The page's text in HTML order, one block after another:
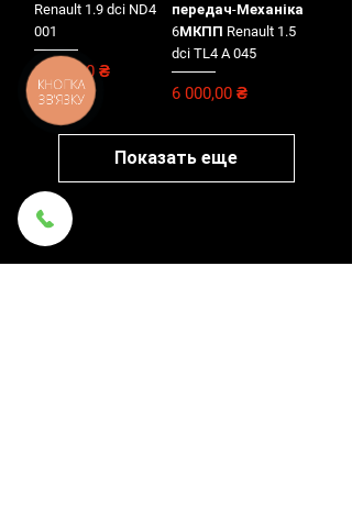
Renault 1.9 dci ND4
001
Цена
6 000,00 ₴
передач-Механіка
6МКПП Renault 1.5
dci TL4 A 045
Цена
6 000,00 ₴
Показать еще
КНОПКА
ЗВ'ЯЗКУ